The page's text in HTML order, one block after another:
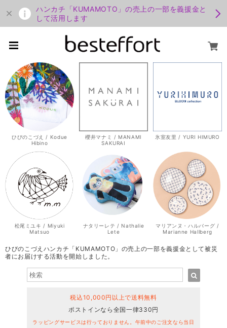
ハンカチ「KUMAMOTO」の売上の一部を義援金と
して活用します
ひびのこづえ / Kodue
Hibino
櫻井マナミ / MANAMI
SAKURAI
氷室友里 / YURI HIMURO
松尾ミユキ / Miyuki
Matsuo
ナタリーレテ / Nathalie
Lete
マリアンヌ・ハルバーグ /
Marianne Hallberg
ひびのこづえハンカチ「KUMAMOTO」の売上の一部を義援金として被災
者にお届けする活動を開始しました。
税込10,000円以上で送料無料
ポストインなら全国一律330円
ラッピングサービスは行っておりません。午前中のご注文なら当日